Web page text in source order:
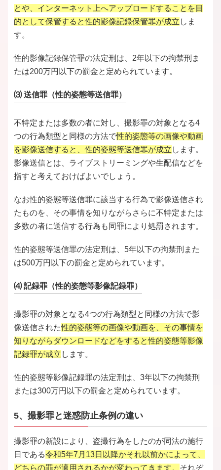
とや、インターネット上へアップロードすることを目
的として保管すると性的影像記録保管罪が成立 しま
す。
性的影像記録保管罪の法定刑は、2年以下の拘禁刑ま
たは200万円以下の罰金と定められています。
⑶ 送信罪（性的姿態等送信罪）
不特定または多数の者に対し、撮影罪の対象となる4
つの行為類型と同様の方法で性的姿態等の画像や動画
を影像送信すると、性的姿態等送信罪が成立 します。
影像送信とは、ライブストリーミングや生配信などを
指すと考えておけばよいでしょう。
なお性的姿態等送信罪に該当する行為で影像送信され
たものを、その事情を知りながらさらに不特定または
多数の者に送信する行為も同罪により処罰されます。
性的姿態等送信罪の法定刑は、5年以下の拘禁刑また
は500万円以下の罰金と定められています。
⑷ 記録罪（性的姿態等影像記録罪）
撮影罪の対象となる4つの行為類型と同様の方法で影
像送信された性的姿態等の画像や動画を、その事情を
知りながらダウンロードなどをすると性的姿態等影像
記録罪が成立 します。
性的姿態等影像記録罪の法定刑は、3年以下の拘禁刑
または300万円以下の罰金と定められています。
5、撮影罪と迷惑防止条例の違い
撮影罪の新設により、盗撮行為をしたのが同法の施行
日である令和5年7月13日以降かそれ以前かによって、
どちらの罪が適用されるかが変わってきます。 それぞ